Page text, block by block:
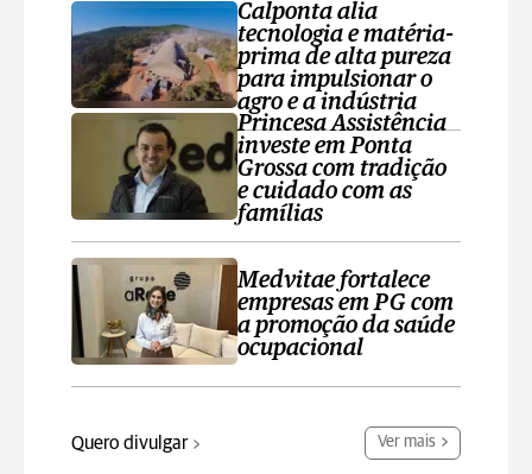
Calponta alia
tecnologia e matéria-
prima de alta pureza
para impulsionar o
agro e a indústria
Princesa Assistência
investe em Ponta
Grossa com tradição
e cuidado com as
famílias
Medvitae fortalece
empresas em PG com
a promoção da saúde
ocupacional
Quero divulgar Ver mais